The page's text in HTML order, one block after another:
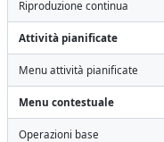
Riproduzione continua
Attività pianificate
Menu attività pianificate
Menu contestuale
Operazioni base